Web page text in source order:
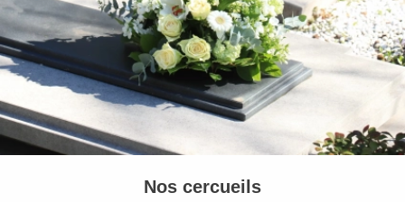
Nos cercueils